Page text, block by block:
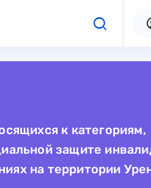
к категориям,
защите
на территории